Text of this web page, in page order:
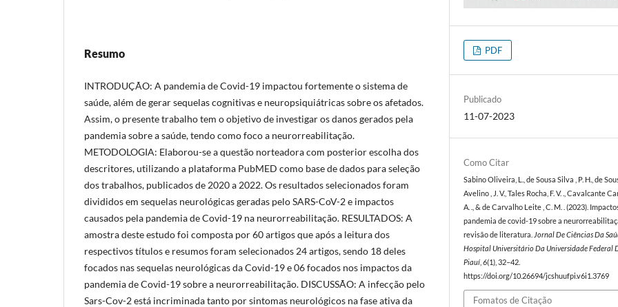
Resumo
INTRODUÇÃO: A pandemia de Covid-19 impactou fortemente o sistema de
saúde, além de gerar sequelas cognitivas e neuropsiquiátricas sobre os afetados.
Assim, o presente trabalho tem o objetivo de investigar os danos gerados pela
pandemia sobre a saúde, tendo como foco a neurorreabilitação.
METODOLOGIA: Elaborou-se a questão norteadora com posterior escolha dos
descritores, utilizando a plataforma PubMED como base de dados para seleção
dos trabalhos, publicados de 2020 a 2022. Os resultados selecionados foram
divididos em sequelas neurológicas geradas pelo SARS-CoV-2 e impactos
causados pela pandemia de Covid-19 na neurorreabilitação. RESULTADOS: A
amostra deste estudo foi composta por 60 artigos que após a leitura dos
respectivos títulos e resumos foram selecionados 24 artigos, sendo 18 deles
focados nas sequelas neurológicas da Covid-19 e 06 focados nos impactos da
pandemia de Covid-19 sobre a neurorreabilitação. DISCUSSÃO: A infecção pelo
Sars-Cov-2 está incriminada tanto por sintomas neurológicos na fase ativa da
PDF
Publicado
11-07-2023
Como Citar
Sabino Oliveira, L., de Sousa Silva , P. H., de
Avelino , J. V., Tales Rocha, F. V. ., Cavalcante
A. ., & de Carvalho Leite , C. M. . (2023).
pandemia de covid-19 sobre a
revisão de literatura. Jornal De Ciências Da
Hospital Universitário Da Universidade Federal
Piauí ,6(1), 32–42.
https://doi.org/10.26694/jcshuufpi.v6i1.3769
Fomatos de Citação